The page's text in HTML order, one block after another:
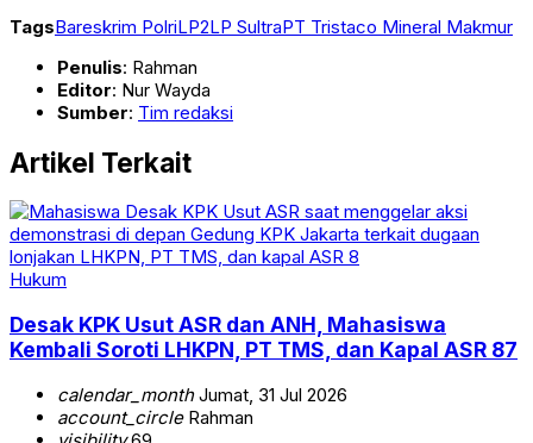
TagsBareskrim PolriLP2LP SultraPT Tristaco Mineral Makmur
Penulis: Rahman
Editor: Nur Wayda
Sumber: Tim redaksi
Artikel Terkait
Hukum
Desak KPK Usut ASR dan ANH, Mahasiswa
Kembali Soroti LHKPN, PT TMS, dan Kapal ASR 87
calendar_monthJumat, 31 Jul 2026
account_circleRahman